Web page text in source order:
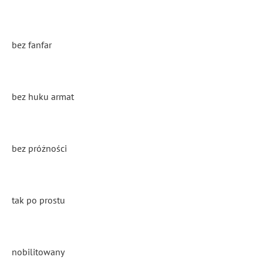
bez fanfar
bez huku armat
bez próżności
tak po prostu
nobilitowany